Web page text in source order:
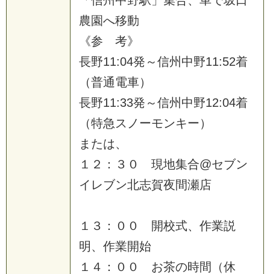
農 園へ移動
《参 考》
長野11:04発 ～信州 中野11:52着
（普通電車）
長野11:33発 ～信州 中野12:04着
（特急 ス ノ ーモンキー）
ま たは、
１ ２ ： ３ ０ 現地集合@セブン
イ レブン北志賀夜間瀬店
１ ３ ： ０ ０ 開校式、 作業説
明 、 作業開始
１ ４ ： ０ ０ お茶の時間 （休